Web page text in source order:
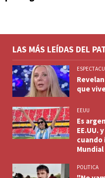
LAS MÁS LEÍDAS DEL
que
EEUU
Es
EE.UU.
cuando
Mundial
POLITICA